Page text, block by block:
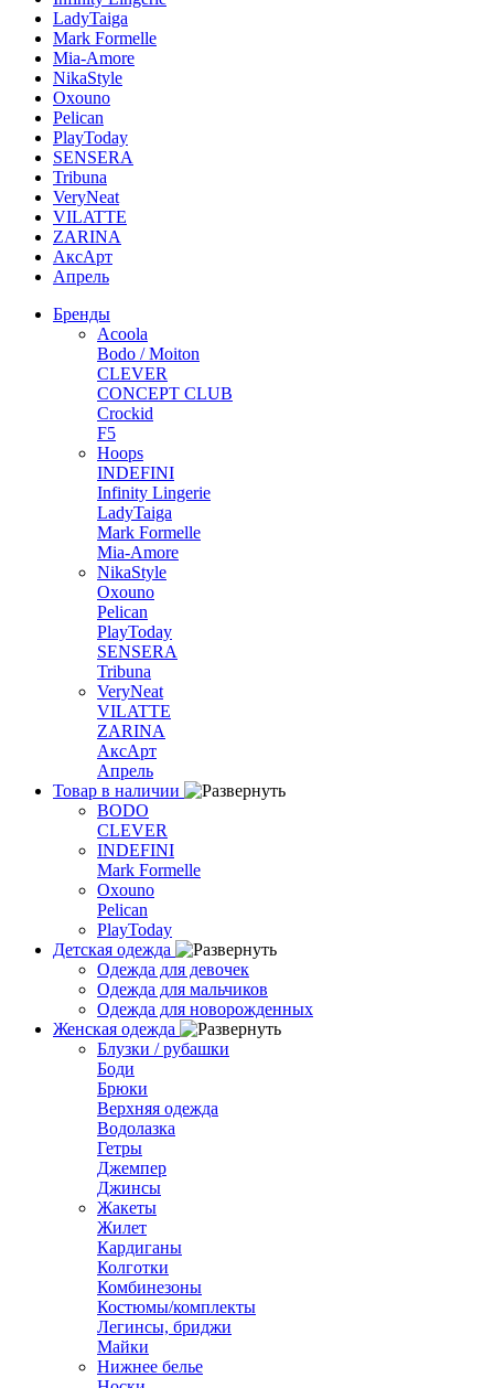
LadyTaiga
Mark Formelle
Mia-Amore
NikaStyle
Oxouno
Pelican
PlayToday
SENSERA
Tribuna
VeryNeat
VILATTE
ZARINA
АксАрт
Апрель
Бренды
Acoola
Bodo / Moiton
CLEVER
CONCEPT CLUB
Crockid
F5
Hoops
INDEFINI
Infinity Lingerie
LadyTaiga
Mark Formelle
Mia-Amore
NikaStyle
Oxouno
Pelican
PlayToday
SENSERA
Tribuna
VeryNeat
VILATTE
ZARINA
АксАрт
Апрель
Товар в наличии
BODO
CLEVER
INDEFINI
Mark Formelle
Oxouno
Pelican
PlayToday
Детская одежда
Одежда для девочек
Одежда для мальчиков
Одежда для новорожденных
Женская одежда
Блузки / рубашки
Боди
Брюки
Верхняя одежда
Водолазка
Гетры
Джемпер
Джинсы
Жакеты
Жилет
Кардиганы
Колготки
Комбинезоны
Костюмы/комплекты
Легинсы, бриджи
Майки
Нижнее белье